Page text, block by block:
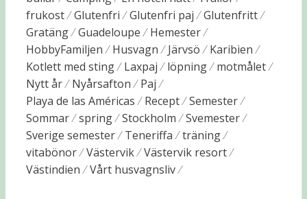
frukost
Glutenfri Glutenfri paj
Glutenfritt
Gratäng
Guadeloupe
Hemester
HobbyFamiljen
Husvagn Järvsö
Karibien
Kotlett med sting
Laxpaj löpning
motmålet
Nytt år
Nyårsafton
Paj
Playa de las Américas
Recept
Semester
Sommar
spring Stockholm
Svemester
Sverige semester
Teneriffa
träning
vitabönor
Västervik
Västervik resort
Västindien
Vårt husvagnsliv